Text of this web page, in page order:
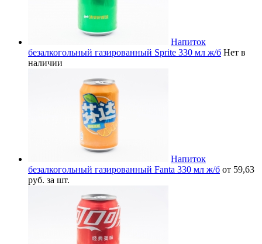
Напиток
безалкогольный газированный Sprite 330 мл ж/б Нет в
наличии
Напиток
безалкогольный газированный Fanta 330 мл ж/б от 59,63
руб. за шт.